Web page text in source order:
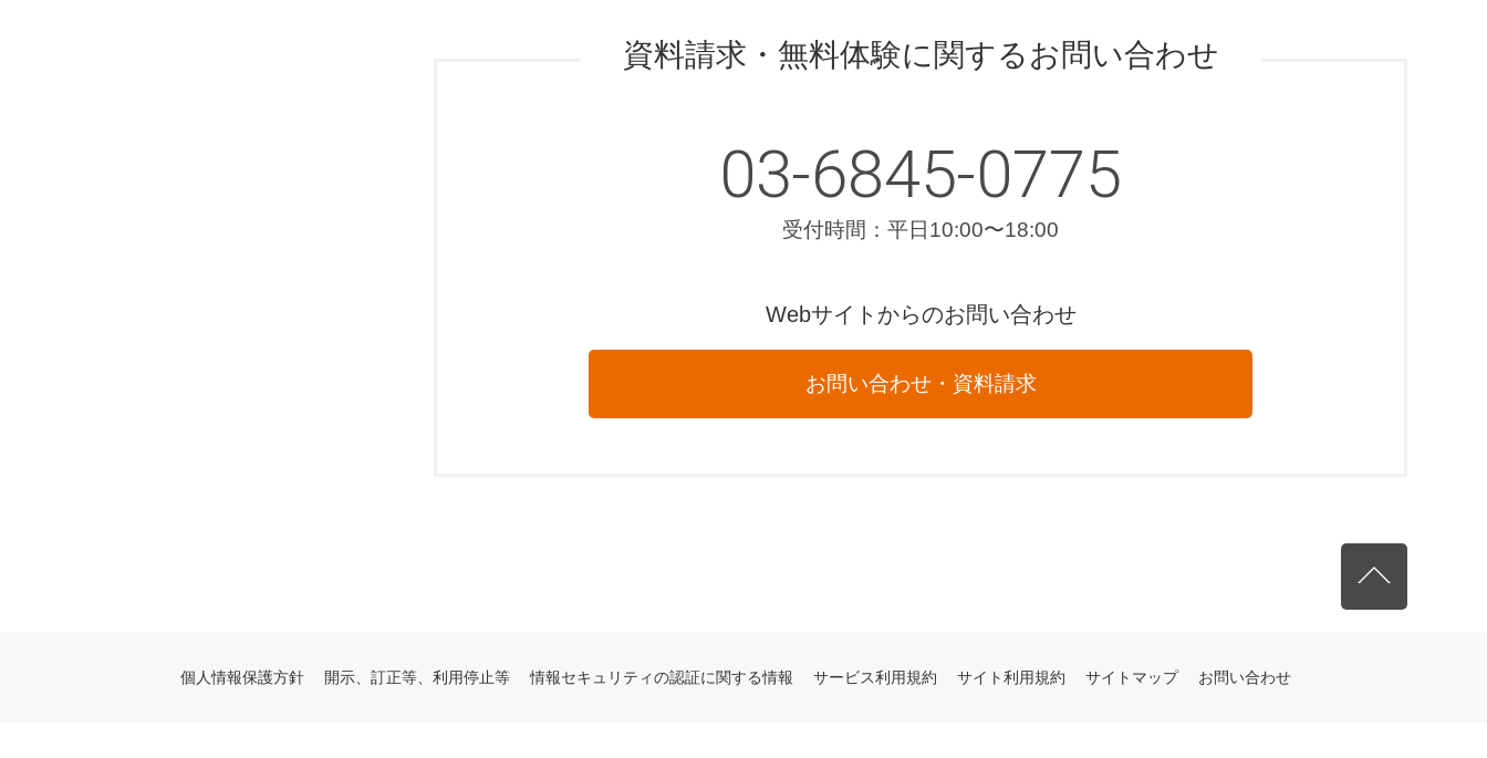
資料請求・無料体験に 関するお問い合わせ
03-6845-0775
受付時間：平日10:00〜18:00
Webサイトからのお問い合わせ
お問い合わせ・資料請求
個人情報保護方針 開示、訂正等、利用停止等 情報セキュリティの認証に関する情報 サービス利用規約 サイト利用規約 サイトマップ お問い合わせ